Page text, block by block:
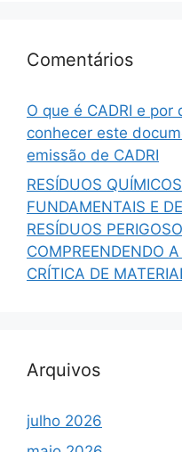
Comentários
O que é CADRI e
conhecer este
emissão de CADRI
RESÍDUOS
FUNDAMENTAIS E
RESÍDUOS
COMPREENDENDO
CRÍTICA DE
Arquivos
julho 2026